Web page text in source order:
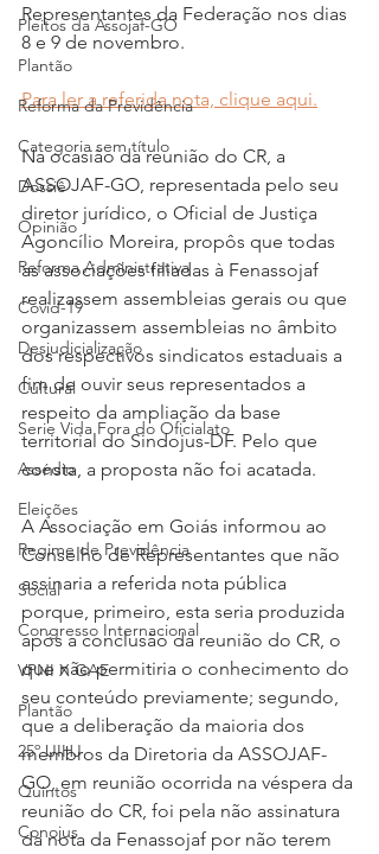
Pleitos da Assojaf-GO
Plantão
Reforma da Previdência
Categoria sem título
Dossiê
Opinião
Reforma Administrativa
Covid-19
Desjudicialização
Cultural
Serie Vida Fora do Oficialato
Assédio
Eleições
Regime de Previdência
Social
Congresso Internacional
VPNI X GAE
Plantão
25º UIHJ
Quintos
Conojus
Representantes da Federação nos dias
8 e 9 de novembro.
Para ler a referida nota, clique aqui.
Na ocasião da reunião do CR, a
ASSOJAF-GO, representada pelo seu
diretor jurídico, o Oficial de Justiça
Agoncílio Moreira, propôs que todas
as associações filiadas à Fenassojaf
realizassem assembleias gerais ou que
organizassem assembleias no âmbito
dos respectivos sindicatos estaduais a
fim de ouvir seus representados a
respeito da ampliação da base
territorial do Sindojus-DF. Pelo que
consta, a proposta não foi acatada.
A Associação em Goiás informou ao
Conselho de Representantes que não
assinaria a referida nota pública
porque, primeiro, esta seria produzida
após a conclusão da reunião do CR, o
que não permitiria o conhecimento do
seu conteúdo previamente; segundo,
que a deliberação da maioria dos
membros da Diretoria da ASSOJAF-
GO, em reunião ocorrida na véspera da
reunião do CR, foi pela não assinatura
da nota da Fenassojaf por não terem